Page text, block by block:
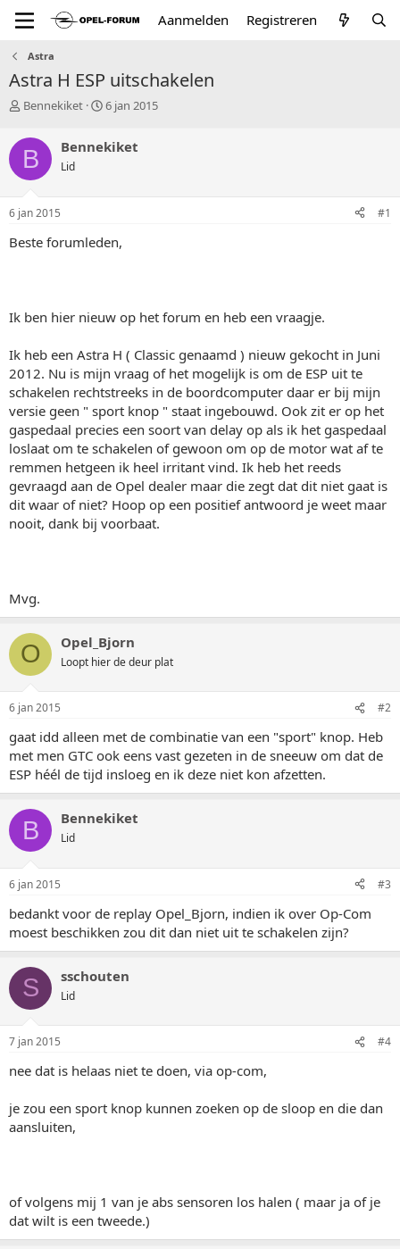
Aanmelden Registreren
Astra
Astra H ESP uitschakelen
T
p
i
c
s
a
t
Bennekiket
S
r
a
m
6 jan 2015
B Bennekiket
Lid
6 jan 2015 #1
Beste forumleden,
Ik ben hier nieuw op het forum en heb een vraagje.
Ik heb een Astra H ( Classic genaamd ) nieuw gekocht in Juni
2012. Nu is mijn vraag of het mogelijk is om de ESP uit te
schakelen rechtstreeks in de boordcomputer daar er bij mijn
versie geen " sport knop " staat ingebouwd. Ook zit er op het
gaspedaal precies een soort van delay op als ik het gaspedaal
loslaat om te schakelen of gewoon om op de motor wat af te
remmen hetgeen ik heel irritant vind. Ik heb het reeds
gevraagd aan de Opel dealer maar die zegt dat dit niet gaat is
dit waar of niet? Hoop op een positief antwoord je weet maar
nooit, dank bij voorbaat.
Mvg.
O Opel_Bjorn
Loopt hier de deur plat
6 jan 2015 #2
gaat idd alleen met de combinatie van een "sport" knop. Heb
met men GTC ook eens vast gezeten in de sneeuw om dat de
ESP héél de tijd insloeg en ik deze niet kon afzetten.
B Bennekiket
Lid
6 jan 2015 #3
bedankt voor de replay Opel_Bjorn, indien ik over Op-Com
moest beschikken zou dit dan niet uit te schakelen zijn?
S sschouten
Lid
7 jan 2015 #4
nee dat is helaas niet te doen, via op-com,
je zou een sport knop kunnen zoeken op de sloop en die dan
aansluiten,
of volgens mij 1 van je abs sensoren los halen ( maar ja of je
dat wilt is een tweede.)